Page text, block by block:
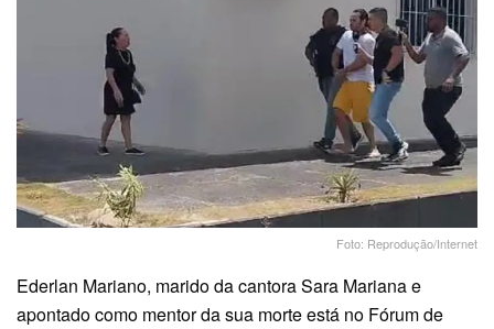
Foto: Reprodução/Internet
Ederlan Mariano, marido da cantora Sara Mariana e
apontado como mentor da sua morte está no Fórum de